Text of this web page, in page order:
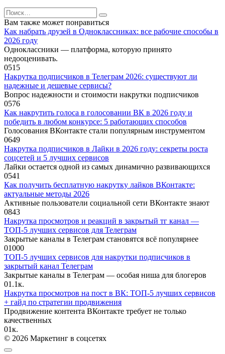
Search
for:
Вам также может понравиться
Как набрать друзей в Одноклассниках: все рабочие способы в
2026 году
Одноклассники — платформа, которую принято
недооценивать.
0515
Накрутка подписчиков в Телеграм 2026: существуют ли
надежные и дешевые сервисы?
Вопрос надежности и стоимости накрутки подписчиков
0576
Как накрутить голоса в голосовании ВК в 2026 году и
победить в любом конкурсе: 5 работающих способов
Голосования ВКонтакте стали популярным инструментом
0649
Накрутка подписчиков в Лайки в 2026 году: секреты роста
соцсетей и 5 лучших сервисов
Лайки остается одной из самых динамично развивающихся
0541
Как получить бесплатную накрутку лайков ВКонтакте:
актуальные методы 2026
Активные пользователи социальной сети ВКонтакте знают
0843
Накрутка просмотров и реакций в закрытый тг канал —
ТОП-5 лучших сервисов для Телеграм
Закрытые каналы в Телеграм становятся всё популярнее
01000
ТОП-5 лучших сервисов для накрутки подписчиков в
закрытый канал Телеграм
Закрытые каналы в Телеграм — особая ниша для блогеров
01.1к.
Накрутка просмотров на пост в ВК: ТОП-5 лучших сервисов
+ гайд по стратегии продвижения
Продвижение контента ВКонтакте требует не только
качественных
01к.
© 2026 Маркетинг в соцсетях